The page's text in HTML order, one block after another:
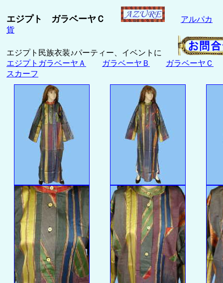
エジプト ガラベーヤＣ
アルパカ
貨
エジプト民族衣装♪パーティー、イベントに
エジプトガラベーヤＡ
ガラベーヤＢ
ガラベーヤＣ
スカーフ